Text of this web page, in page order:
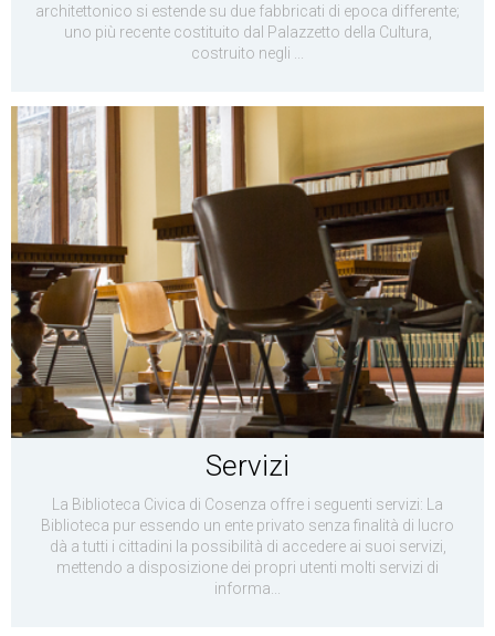
architettonico si estende su due fabbricati di epoca differente;
uno più recente costituito dal Palazzetto della Cultura,
costruito negli ...
Servizi
La Biblioteca Civica di Cosenza offre i seguenti servizi: La
Biblioteca pur essendo un ente privato senza finalità di lucro
dà a tutti i cittadini la possibilità di accedere ai suoi servizi,
mettendo a disposizione dei propri utenti molti servizi di
informa...